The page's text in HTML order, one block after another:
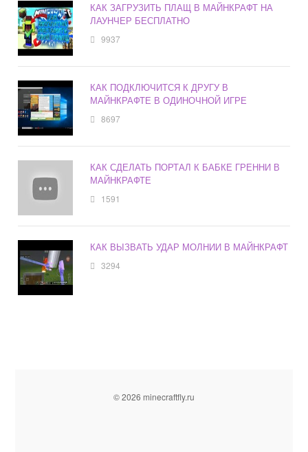
КАК ЗАГРУЗИТЬ ПЛАЩ В МАЙНКРАФТ НА
ЛАУНЧЕР БЕСПЛАТНО
9937
КАК ПОДКЛЮЧИТСЯ К ДРУГУ В
МАЙНКРАФТЕ В ОДИНОЧНОЙ ИГРЕ
8697
КАК СДЕЛАТЬ ПОРТАЛ К БАБКЕ ГРЕННИ В
МАЙНКРАФТЕ
1591
КАК ВЫЗВАТЬ УДАР МОЛНИИ В МАЙНКРАФТ
3294
© 2026 minecraftfly.ru